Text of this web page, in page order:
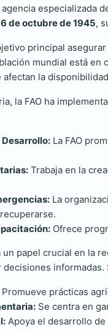
agencia especializada
de octubre de 1945,
principal
mundial está en
afectan la
la FAO ha
La FAO
Trabaja en la
La
Ofrece
un papel crucial en la
Promueve prácticas
Se centra en
Apoya el desarrollo